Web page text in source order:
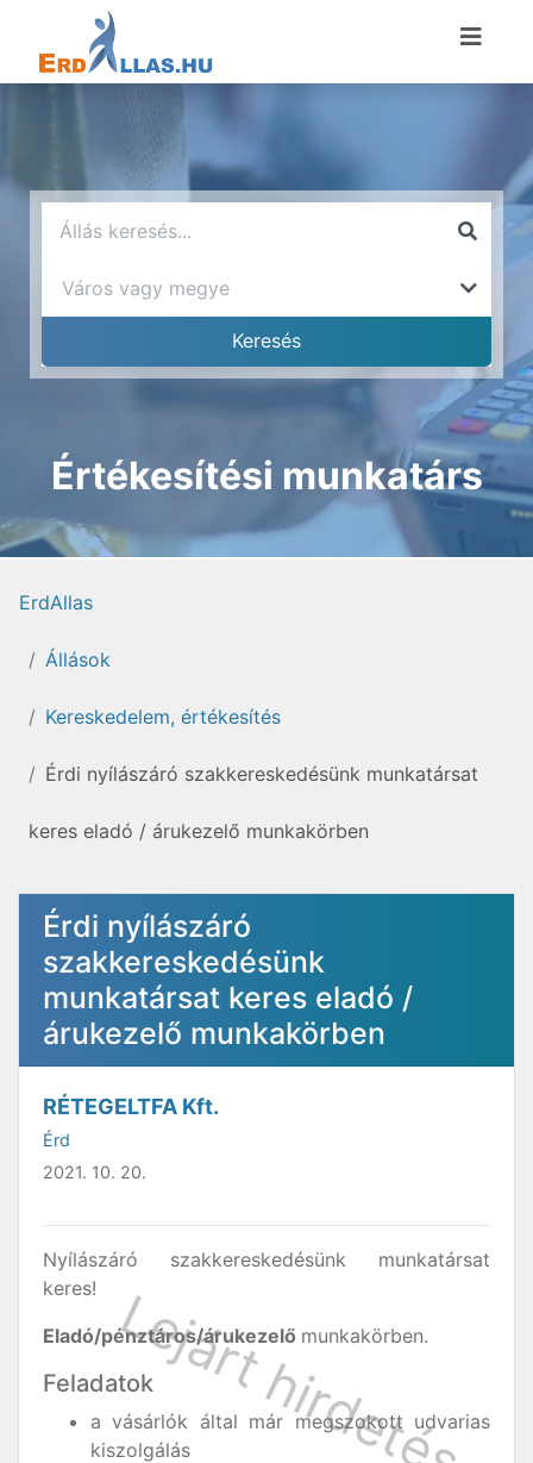
Értékesítési munkatárs
ErdAllas
Állások
Kereskedelem, értékesítés
Érdi nyílászáró szakkereskedésünk munkatársat
keres eladó / árukezelő munkakörben
Érdi nyílászáró
szakkereskedésünk
munkatársat keres eladó /
árukezelő munkakörben
RÉTEGELTFA Kft.
Érd
2021. 10. 20.
Nyílászáró szakkereskedésünk munkatársat
keres!
Eladó/pénztáros/árukezelő munkakörben.
Feladatok
a vásárlók által már megszokott udvarias
kiszolgálás